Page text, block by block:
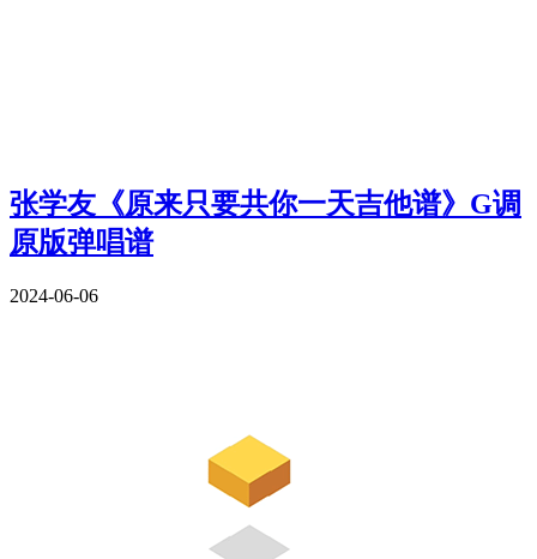
张学友《原来只要共你一天吉他谱》G调
原版弹唱谱
2024-06-06